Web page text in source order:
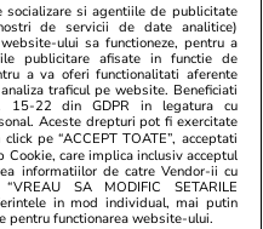
si agentiile de publicitate
de servicii de date analitice)
ului sa functioneze, pentru a
publicitare afisate in functie de
a va oferi functionalitati aferente
traficul pe website. Beneficiati
15-22 din GDPR in legatura cu
Aceste drepturi pot fi exercitate
click pe “ACCEPT TOATE”, acceptati
care implica inclusiv acceptul
informatiilor de catre Vendor-ii cu
SA MODIFIC SETARILE
in mod individual, mai putin
pentru functionarea website-ului.